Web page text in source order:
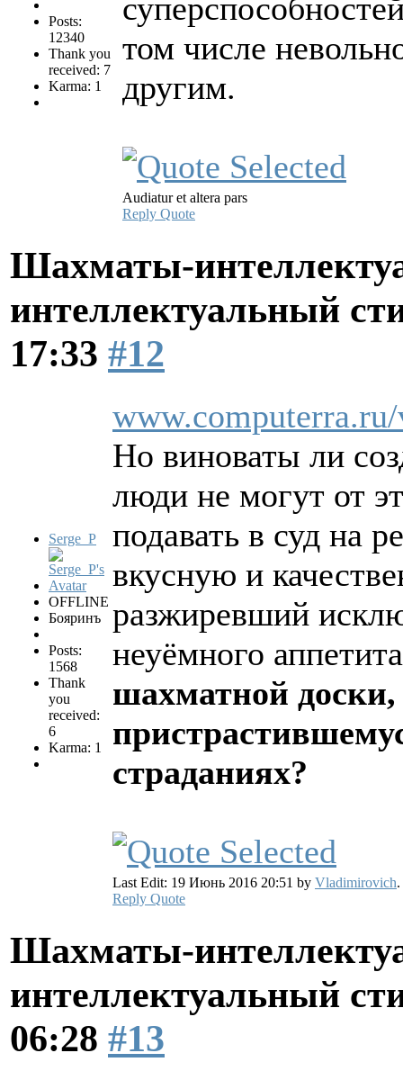
Posts:
12340
Thank you
received: 7
Karma: 1
том числе
другим.
Audiatur et altera pars
Reply Quote
Шахматы-
интеллектуальный
17:33 #12
Serge_P
OFFLINE
Бояринъ
Posts:
1568
Thank
you
received:
6
Karma: 1
Но виноваты ли
люди не могут от
подавать в суд на
вкусную и
разжиревший
неуёмного
шахматной доски,
страданиях?
Last Edit: 19 Июнь 2016 20:51 by Vladimirovich.
Reply Quote
Шахматы-
интеллектуальный
06:28 #13